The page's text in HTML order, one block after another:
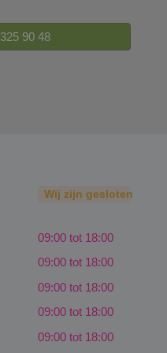
90 48
Wij zijn gesloten
09:00 tot 18:00
09:00 tot 18:00
09:00 tot 18:00
09:00 tot 18:00
09:00 tot 18:00